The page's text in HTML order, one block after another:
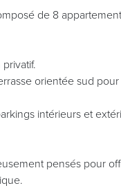
de 8
orientée sud
intérieurs et
pensés pour